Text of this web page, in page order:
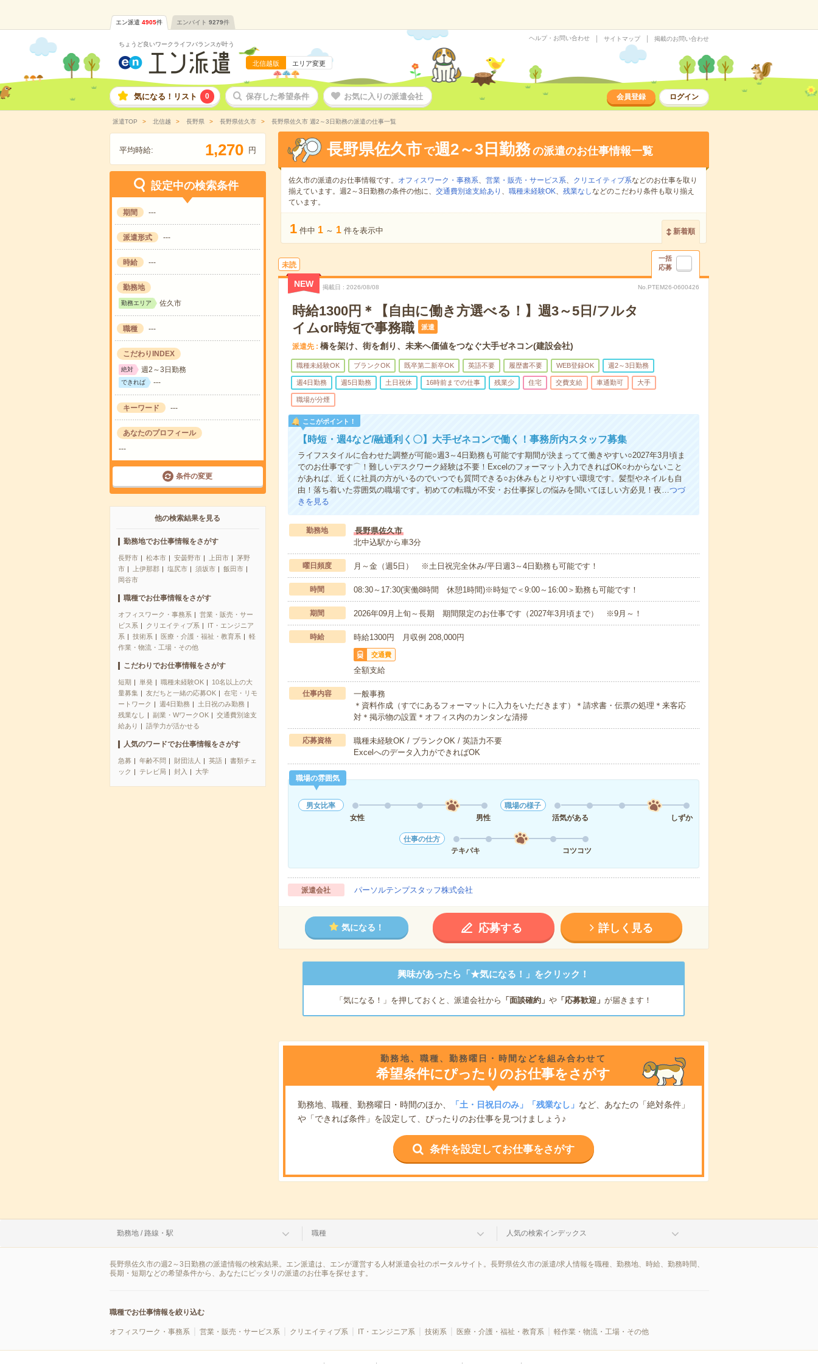
エン派遣 4905件 エンバイト 9279件
ちょうど良いワークライフバランスが叶う
北信越版 エリア変更
ヘルプ・お問い合わせ サイトマップ 掲載のお問い合わせ
気になる！リスト 0 保存した希望条件 お気に入りの派遣会社 会員登録 ログイン
派遣TOP 北信越 長野県 長野県佐久市 長野県佐久市 週2～3日勤務の派遣の仕事一覧
平均時給: 1,270 円
設定中の検索条件
期間 ---
派遣形式 ---
時給 ---
勤務地
勤務エリア 佐久市
職種 ---
こだわりINDEX
絶対 週2～3日勤務
できれば ---
キーワード ---
あなたのプロフィール
---
条件の変更
他の検索結果を見る
勤務地でお仕事情報をさがす
長野市 松本市 安曇野市 上田市
茅野
市
上伊那郡 塩尻市 須坂市
飯田市
岡谷市
職種でお仕事情報をさがす
オフィスワーク・事務系
営業・販売・サー
ビス系
クリエイティブ系
IT・エンジニア
系
技術系 医療・介護・福祉・教育系
軽
作業・物流・工場・その他
こだわりでお仕事情報をさがす
短期 単発 職種未経験OK
10名以上の大
量募集
友だちと一緒の応募OK
在宅・リモ
ートワーク
週4日勤務
土日祝のみ勤務
残業なし
副業・WワークOK
交通費別途支
給あり
語学力が活かせる
人気のワードでお仕事情報をさがす
急募 年齢不問 財団法人 英語
書類チェ
ック
テレビ局 封入 大学
長野県佐久市 で週2～3日勤務の派遣のお仕事情報一覧
佐久市の派遣のお仕事情報です。 オフィスワーク・事務系、 営業・販売・サービス系、 クリエイティブ系などのお仕事を取り
揃えています。週2～3日勤務の条件の他に、 交通費別途支給あり 、 職種未経験OK、 残業なしなどのこだわり条件も取り揃え
ています。
1 件中 1 ～ 1 件を表示中 新着順
未読
一括
応募
NEW 掲載日 2026/08/08 No.PTEM26-0600426
時給1300円＊【自由に働き方選べる！】週3～5日/フルタ
イムor時短で事務職
派遣
派遣先 橋を架け、街を創り、未来へ価値をつなぐ大手ゼネコン(建設会社)
職種未経験OK ブランクOK 既卒第二新卒OK 英語不要 履歴書不要 WEB登録OK 週2～3日勤務
週4日勤務 週5日勤務 土日祝休 16時前までの仕事 残業少 住宅 交費支給 車通勤可 大手
職場が分煙
ここがポイント！
【時短・週4など/融通利く〇】大手ゼネコンで働く！事務所内スタッフ募集
ライフスタイルに合わせた調整が可能○週3～4日勤務も可能です期間が決まってて働きやすい○2027年3月頃ま
でのお仕事です⌒！難しいデスクワーク経験は不要！Excelのフォーマット入力できればOK○わからないこと
があれば、近くに社員の方がいるのでいつでも質問できる○お休みもとりやすい環境です。髪型やネイルも自
由！落ち着いた雰囲気の職場です。初めての転職が不安・お仕事探しの悩みを聞いてほしい方必見！夜…つづ
きを見る
勤務地
長野県佐久市
北中込駅から車3分
曜日頻度 月～金（週5日） ※土日祝完全休み/平日週3～4日勤務も可能です！
時間 08:30～17:30(実働8時間 休憩1時間)※時短で＜9:00～16:00＞勤務も可能です！
期間 2026年09月上旬～長期 期間限定のお仕事です（2027年3月頃まで） ※9月～！
時給 時給1300円 月収例 208,000円
交通費
全額支給
仕事内容
一般事務
＊資料作成（すでにあるフォーマットに入力をいただきます）＊請求書・伝票の処理＊来客応
対＊掲示物の設置＊オフィス内のカンタンな清掃
応募資格
職種未経験OK / ブランクOK / 英語力不要
Excelへのデータ入力ができればOK
職場の雰囲気
男女比率
女性
男性
職場の様子
活気がある
しずか
仕事の仕方
テキパキ
コツコツ
派遣会社 パーソルテンプスタッフ株式会社
気になる！ 応募する 詳しく見る
興味があったら「★気になる！」をクリック！
「気になる！」を押しておくと、派遣会社から 「面談確約」 や「応募歓迎」 が届きます！
勤務地、職種、勤務曜日・時間などを組み合わせて
希望条件にぴったりのお仕事をさがす
勤務地、職種、勤務曜日・時間のほか、 「土・日祝日のみ」「残業なし」 など、あなたの「絶対条件」
や「できれば条件」を設定して、ぴったりのお仕事を見つけましょう♪
条件を設定してお仕事をさがす
勤務地 / 路線・駅 職種 人気の検索インデックス
長野県佐久市の週2～3日勤務の派遣情報の検索結果。エン派遣は、エンが運営する人材派遣会社のポータルサイト。長野県佐久市の派遣/求人情報を職種、勤務地、時給、勤務時間、
長期・短期などの希望条件から、あなたにピッタリの派遣のお仕事を探せます。
職種でお仕事情報を絞り込む
オフィスワーク・事務系 営業・販売・サービス系 クリエイティブ系 IT・エンジニア系 技術系 医療・介護・福祉・教育系 軽作業・物流・工場・その他